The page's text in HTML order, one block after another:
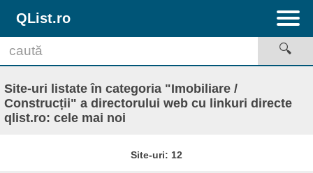
QList.ro
Site-uri listate în categoria "Imobiliare /
Construcții" a directorului web cu linkuri directe
qlist.ro: cele mai noi
Site-uri: 12